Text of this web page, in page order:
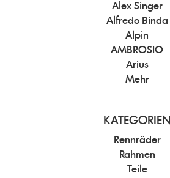
Alex Singer
Alfredo Binda
Alpin
AMBROSIO
Arius
Mehr
KATEGORIEN
Rennräder
Rahmen
Teile